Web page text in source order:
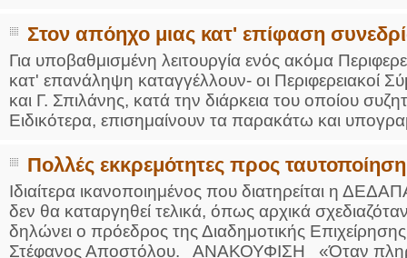
Στον απόηχο μιας κατ' επίφαση
Για υποβαθμισμένη λειτουργία ενός ακόμα
κατ' επανάληψη καταγγέλλουν- οι Περιφερειακοί
και Γ. Σπιλάνης, κατά την διάρκεια του οποίου
Ειδικότερα, επισημαίνουν τα παρακάτω και
Πολλές εκκρεμότητες προς ταυτοποίηση
Ιδιαίτερα ικανοποιημένος που διατηρείται η
δεν θα καταργηθεί τελικά, όπως αρχικά
δηλώνει ο πρόεδρος της Διαδημοτικής
Στέφανος Αποστόλου. ΑΝΑΚΟΥΦΙΣΗ «Όταν